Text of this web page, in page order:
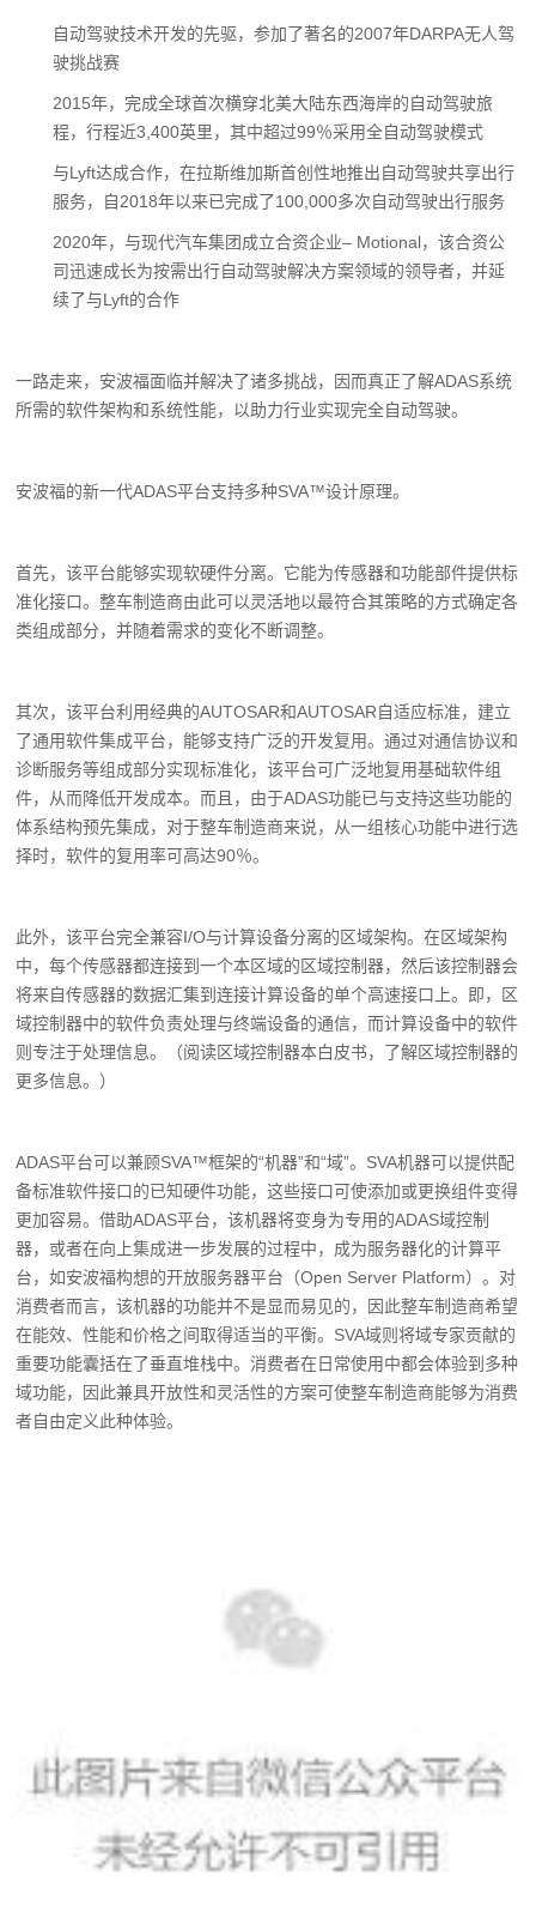
自动驾驶技术开发的先驱，参加了著名的2007年DARPA无人驾
驶挑战赛
2015年，完成全球首次横穿北美大陆东西海岸的自动驾驶旅
程，行程近3,400英里，其中超过99％采用全自动驾驶模式
与Lyft达成合作，在拉斯维加斯首创性地推出自动驾驶共享出行
服务，自2018年以来已完成了100,000多次自动驾驶出行服务
2020年，与现代汽车集团成立合资企业– Motional，该合资公
司迅速成长为按需出行自动驾驶解决方案领域的领导者，并延
续了与Lyft的合作
一路走来，安波福面临并解决了诸多挑战，因而真正了解ADAS系统
所需的软件架构和系统性能，以助力行业实现完全自动驾驶。
安波福的新一代ADAS平台支持多种SVA™设计原理。
首先，该平台能够实现软硬件分离。它能为传感器和功能部件提供标
准化接口。整车制造商由此可以灵活地以最符合其策略的方式确定各
类组成部分，并随着需求的变化不断调整。
其次，该平台利用经典的AUTOSAR和AUTOSAR自适应标准，建立
了通用软件集成平台，能够支持广泛的开发复用。通过对通信协议和
诊断服务等组成部分实现标准化，该平台可广泛地复用基础软件组
件，从而降低开发成本。而且，由于ADAS功能已与支持这些功能的
体系结构预先集成，对于整车制造商来说，从一组核心功能中进行选
择时，软件的复用率可高达90％。
此外，该平台完全兼容I/O与计算设备分离的区域架构。在区域架构
中，每个传感器都连接到一个本区域的区域控制器，然后该控制器会
将来自传感器的数据汇集到连接计算设备的单个高速接口上。即，区
域控制器中的软件负责处理与终端设备的通信，而计算设备中的软件
则专注于处理信息。（阅读区域控制器本白皮书，了解区域控制器的
更多信息。）
ADAS平台可以兼顾SVA™框架的“机器”和“域”。SVA机器可以提供配
备标准软件接口的已知硬件功能，这些接口可使添加或更换组件变得
更加容易。借助ADAS平台，该机器将变身为专用的ADAS域控制
器，或者在向上集成进一步发展的过程中，成为服务器化的计算平
台，如安波福构想的开放服务器平台（Open Server Platform）。对
消费者而言，该机器的功能并不是显而易见的，因此整车制造商希望
在能效、性能和价格之间取得适当的平衡。SVA域则将域专家贡献的
重要功能囊括在了垂直堆栈中。消费者在日常使用中都会体验到多种
域功能，因此兼具开放性和灵活性的方案可使整车制造商能够为消费
者自由定义此种体验。